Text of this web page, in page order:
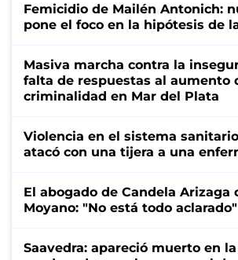
Femicidio de Mailén Antonich:
pone el foco en la hipótesis de
Masiva marcha contra la
falta de respuestas al aumento
criminalidad en Mar del Plata
Violencia en el sistema
atacó con una tijera a una
El abogado de Candela Arizaga
Moyano: "No está todo aclarado"
Saavedra: apareció muerto en